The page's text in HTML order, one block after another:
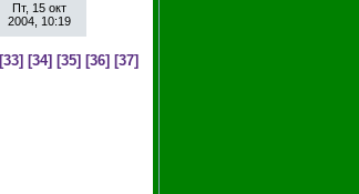
Пт, 15 окт
2004, 10:19
[33] [34] [35] [36] [37]